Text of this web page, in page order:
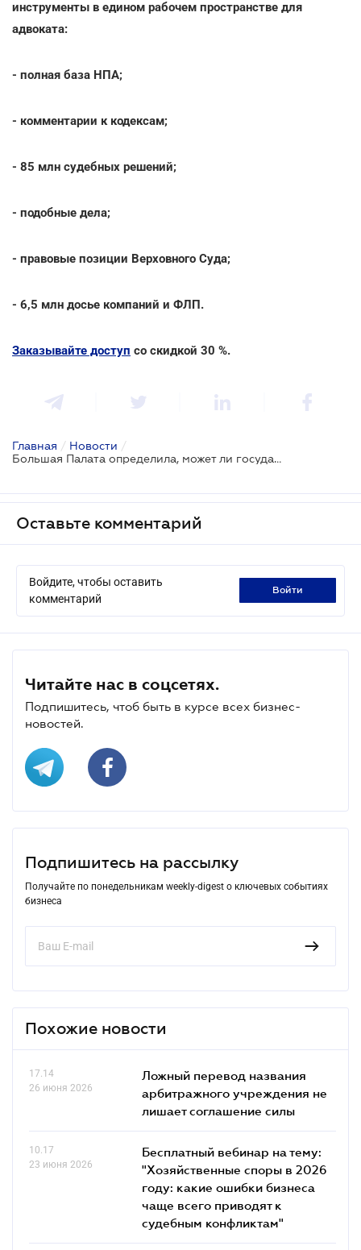
инструменты в едином рабочем пространстве для
адвоката:
- полная база НПА;
- комментарии к кодексам;
- 85 млн судебных решений;
- подобные дела;
- правовые позиции Верховного Суда;
- 6,5 млн досье компаний и ФЛП.
Заказывайте доступ со скидкой 30 %.
Главная / Новости /
Большая Палата определила, может ли государство забрать у владельца прибрежную зону
Оставьте комментарий
Войдите, чтобы оставить
комментарий
войти
Читайте нас в соцсетях.
Подпишитесь, чтоб быть в курсе всех бизнес-
новостей.
Подпишитесь на рассылку
Получайте по понедельникам weekly-digest о ключевых событиях
бизнеса
Похожие новости
17.14
26 июня 2026
Ложный перевод названия
арбитражного учреждения не
лишает соглашение силы
10.17
23 июня 2026
Бесплатный вебинар на тему:
"Хозяйственные споры в 2026
году: какие ошибки бизнеса
чаще всего приводят к
судебным конфликтам"